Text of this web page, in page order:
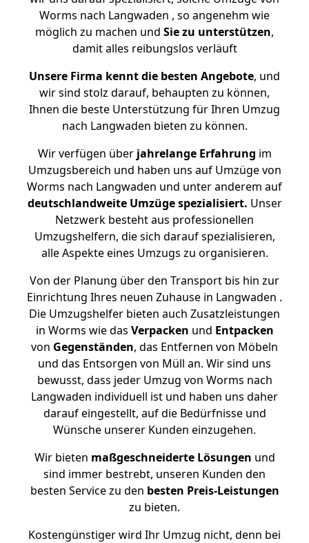
Worms nach Langwaden , so angenehm wie
möglich zu machen und Sie zu unterstützen,
damit alles reibungslos verläuft
Unsere Firma kennt die besten Angebote, und
wir sind stolz darauf, behaupten zu können,
Ihnen die beste Unterstützung für Ihren Umzug
nach Langwaden bieten zu können.
Wir verfügen überjahrelange Erfahrung im
Umzugsbereich und haben uns auf Umzüge von
Worms nach Langwaden und unter anderem auf
deutschlandweite Umzüge spezialisiert. Unser
Netzwerk besteht aus professionellen
Umzugshelfern, die sich darauf spezialisieren,
alle Aspekte eines Umzugs zu organisieren.
Von der Planung über den Transport bis hin zur
Einrichtung Ihres neuen Zuhause in Langwaden .
Die Umzugshelfer bieten auch Zusatzleistungen
in Worms wie das Verpacken und Entpacken
von Gegenständen, das Entfernen von Möbeln
und das Entsorgen von Müll an. Wir sind uns
bewusst, dass jeder Umzug von Worms nach
Langwaden individuell ist und haben uns daher
darauf eingestellt, auf die Bedürfnisse und
Wünsche unserer Kunden einzugehen.
Wir bieten maßgeschneiderte Lösungen und
sind immer bestrebt, unseren Kunden den
besten Service zu den besten Preis-Leistungen
zu bieten.
Kostengünstiger wird Ihr Umzug nicht, denn bei